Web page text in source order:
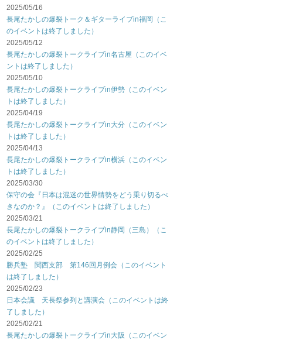
2025/05/16
長尾たかしの爆裂トーク＆ギターライブin福岡（こ
のイベントは終了しました）
2025/05/12
長尾たかしの爆裂トークライブin名古屋（このイベ
ントは終了しました）
2025/05/10
長尾たかしの爆裂トークライブin伊勢（このイベン
トは終了しました）
2025/04/19
長尾たかしの爆裂トークライブin大分（このイベン
トは終了しました）
2025/04/13
長尾たかしの爆裂トークライブin横浜（このイベン
トは終了しました）
2025/03/30
保守の会『日本は混迷の世界情勢をどう乗り切るべ
きなのか？』（このイベントは終了しました）
2025/03/21
長尾たかしの爆裂トークライブin静岡（三島）（こ
のイベントは終了しました）
2025/02/25
勝兵塾 関西支部 第146回月例会（このイベント
は終了しました）
2025/02/23
日本会議 天長祭参列と講演会（このイベントは終
了しました）
2025/02/21
長尾たかしの爆裂トークライブin大阪（このイベン